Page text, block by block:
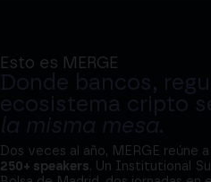
Esto es MERGE
Donde bancos,
ecosistema cripto
la misma mesa.
Dos veces al año, MERGE reúne
250+ speakers. Un Institutional